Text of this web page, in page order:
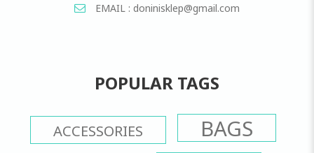
EMAIL : doninisklep@gmail.com
POPULAR TAGS
ACCESSORIES BAGS